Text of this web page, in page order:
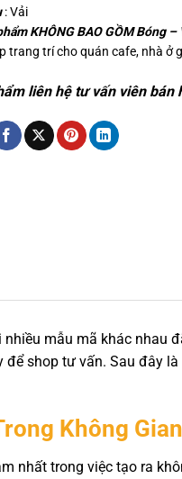
: Vải
KHÔNG BAO GỒM Bóng
trang trí cho quán cafe, nhà ở
liên hệ tư vấn viên bán
mẫu mã khác nhau
shop tư vấn. Sau đây
Không
nhất trong việc tạo ra